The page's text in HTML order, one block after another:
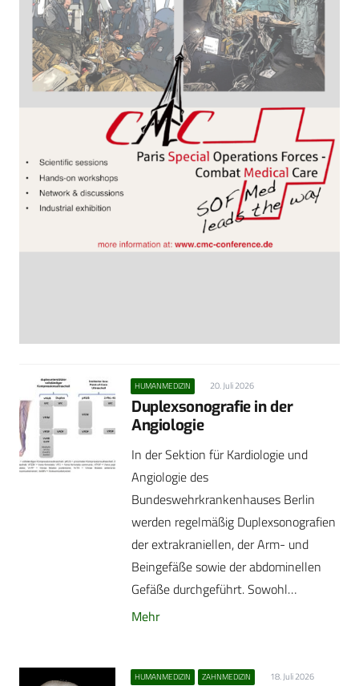
HUMANMEDIZIN 20. Juli 2026
Duplexsonografie in der
Angiologie
In der Sektion für Kardiologie und
Angiologie des
Bundeswehrkrankenhauses Berlin
werden regelmäßig Duplexsonografien
der extrakraniellen, der Arm- und
Beingefäße sowie der abdominellen
Gefäße durchgeführt. Sowohl…
Mehr
HUMANMEDIZIN ZAHNMEDIZIN 18. Juli 2026